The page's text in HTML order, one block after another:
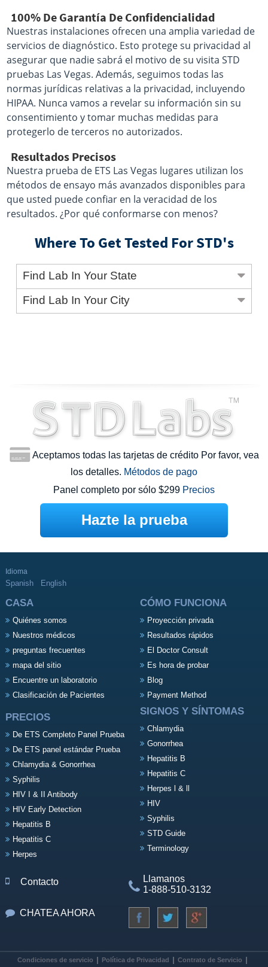
100% De Garantía De Confidencialidad
Nuestras instalaciones ofrecen una amplia variedad de
servicios de diagnóstico. Esto protege su privacidad al
asegurar que nadie sabrá el motivo de su visita STD
pruebas Las Vegas. Además, seguimos todas las
normas jurídicas relativas a la privacidad, incluyendo
HIPAA. Nunca vamos a revelar su información sin su
consentimiento y tomar muchas medidas para
protegerlo de terceros no autorizados.
Resultados Precisos
Nuestra prueba de ETS Las Vegas lugares utilizan los
métodos de ensayo más avanzados disponibles para
que usted puede confiar en la veracidad de los
resultados. ¿Por qué conformarse con menos?
Where To Get Tested For STD's
Find Lab In Your State
Find Lab In Your City
Aceptamos todas las tarjetas de crédito Por favor, vea
los detalles. Métodos de pago
Panel completo por sólo $299 Precios
Hazte la prueba
Idioma
Spanish English
CASA
Quiénes somos
Nuestros médicos
preguntas frecuentes
mapa del sitio
Encuentre un laboratorio
Clasificación de Pacientes
CÓMO FUNCIONA
Proyección privada
Resultados rápidos
El Doctor Consult
Es hora de probar
Blog
Payment Method
PRECIOS
De ETS Completo Panel Prueba
De ETS panel estándar Prueba
Chlamydia & Gonorrhea
Syphilis
HIV I & II Antibody
HIV Early Detection
Hepatitis B
Hepatitis C
Herpes
SIGNOS Y SÍNTOMAS
Chlamydia
Gonorrhea
Hepatitis B
Hepatitis C
Herpes l & ll
HIV
Syphilis
STD Guide
Terminology
Contacto
Llamanos
1-888-510-3132
CHATEA AHORA
Condiciones de servicio Política de Privacidad Contrato de Servicio